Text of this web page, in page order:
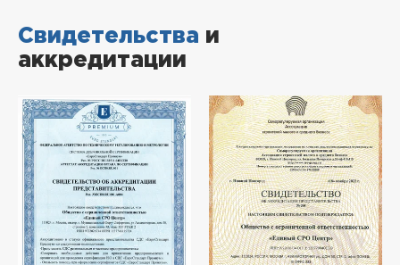
Свидетельства и
аккредитации